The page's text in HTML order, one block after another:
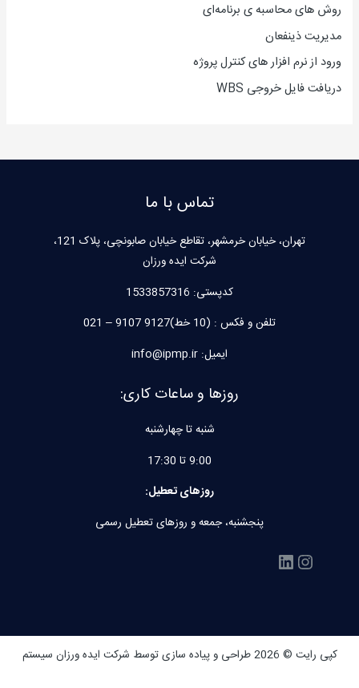
روش های محاسبه ی برنامه‌ای
مدیریت ذینفعان
ورود از نرم افزار های کنترل پروژه
دریافت فایل خروجی WBS
تماس با ما
تهران، خیابان خرمشهر، تقاطع خیابان صابونچی، پلاک 121،
شرکت ایده ورزان
کدپستی: 1533857316
تلفن و فکس : (10 خط)9127 9107 – 021
ایمیل: info@ipmp.ir
روزها و ساعات کاری:
شنبه تا چهارشنبه
9:00 تا 17:30
روزهای تعطیل:
پنجشنبه، جمعه و روزهای تعطیل رسمی
اینستاگرم
لینکداین
کپی رایت © 2026 طراحی و پیاده سازی توسط شرکت ایده ورزان سیستم